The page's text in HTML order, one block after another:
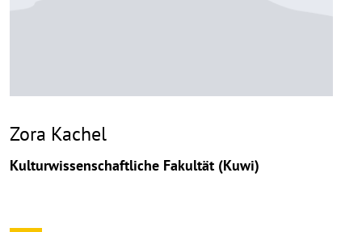
Zora Kachel
Kulturwissenschaftliche Fakultät (Kuwi)